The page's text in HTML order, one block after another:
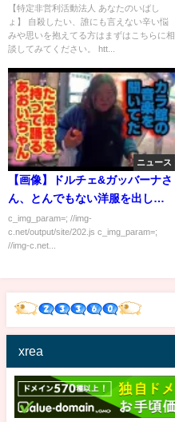
【特定非営利活動法人 あなたのいばし
ょ】 自殺したい、誰にも言えない辛い悩
みや思いを抱えてる方はまずはこちらに相
談してみてください。 htt...
ニュース
【画像】ドルチェ&ガッバーナさ
ん、とんでもない洋服を出して
しまう
c_img_param=; //img-
c.net/output/site/202.js c_img_param=;
//img-c.net...
xrea